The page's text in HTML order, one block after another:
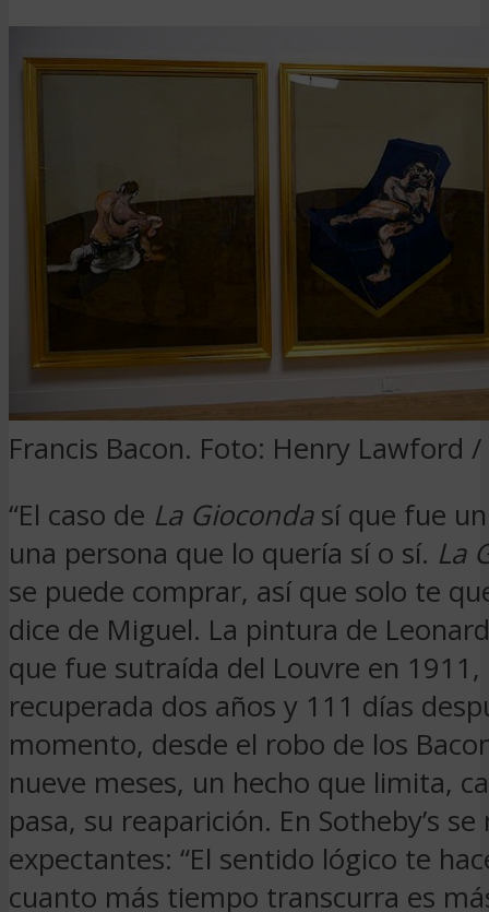
Francis Bacon. Foto: Henry Lawford /
“El caso de La Giocondasí que fue
una persona que lo quería sí o sí. La
se puede comprar, así que solo te
dice de Miguel. La pintura de
que fue sutraída del Louvre en
recuperada dos años y 111 días
momento, desde el robo de los
nueve meses, un hecho que limita,
pasa, su reaparición. En Sotheby’s
expectantes: “El sentido lógico te
cuanto más tiempo transcurra es